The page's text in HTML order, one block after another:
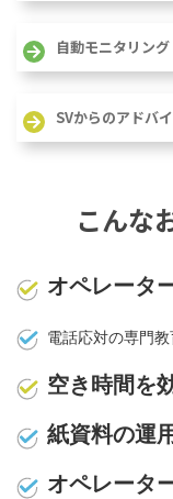
自動モニタリング
SVからのアドバ
こんな
オペレータ
電話応対の専門教
空き時間を
紙資料の運
オペレータ